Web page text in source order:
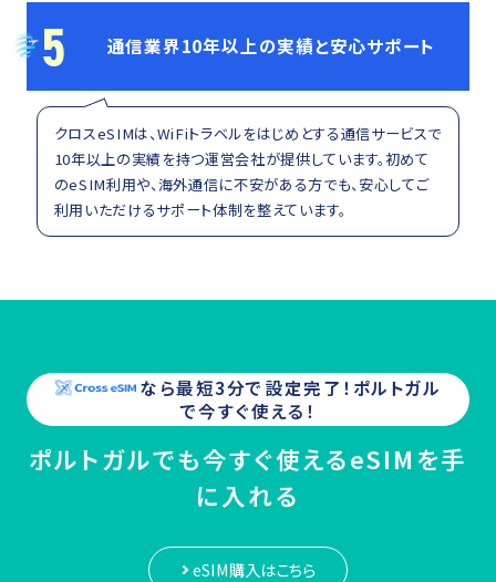
5 通信業界10年以上の実績と安心サポート
クロスeSIMは、WiFiトラベルをはじめとする通信サービスで
10年以上の実績を持つ運営会社が提供しています。初めて
のeSIM利用や、海外通信に不安がある方でも、安心してご
利用いただけるサポート体制を整えています。
なら最短3分で設定完了！ ポルトガル
で今すぐ使える！
ポルトガルでも今すぐ使えるeSIMを手
に入れる
eSIM購入はこちら